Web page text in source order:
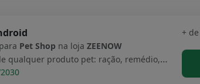
Pet Shop na loja ZEENOW
Aplicativo de delivery de qualquer produto pet: ração, remédio, brinquedo e muito mais
+